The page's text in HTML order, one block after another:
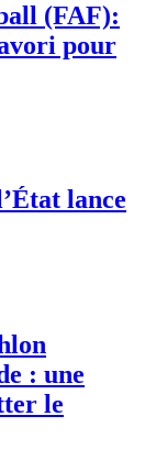
(FAF):
pour
lance
: une
le